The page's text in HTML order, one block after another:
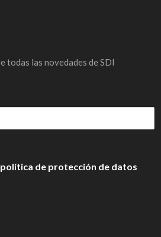
todas las novedades de SDI
política de protección de datos